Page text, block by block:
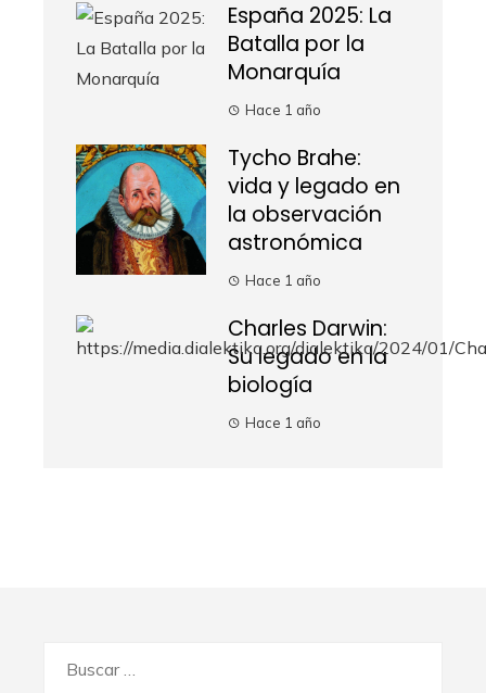
España 2025: La
Batalla por la
Monarquía
Hace 1 año
Tycho Brahe:
vida y legado en
la observación
astronómica
Hace 1 año
Charles Darwin:
Su legado en la
biología
Hace 1 año